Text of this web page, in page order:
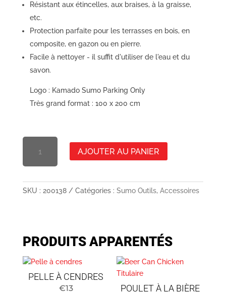
Résistant aux étincelles, aux braises, à la graisse,
etc.
Protection parfaite pour les terrasses en bois, en
composite, en gazon ou en pierre.
Facile à nettoyer - il suffit d'utiliser de l'eau et du
savon.
Logo : Kamado Sumo Parking Only
Très grand format : 100 x 200 cm
KAMADO
QUANTITÉ
AJOUTER AU PANIER
SKU : 200138 Catégories : Sumo Outils, Accessoires
PRODUITS APPARENTÉS
PELLE À CENDRES
€13 POULET À LA BIÈRE